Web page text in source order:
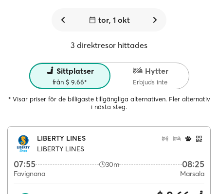
tor, 1 okt
3 direktresor hittades
Sittplatser
från $ 9.66*
Hytter
Erbjuds inte
* Visar priser för de billigaste tillgängliga alternativen. Fler alternativ
i nästa steg.
LIBERTY LINES
LIBERTY LINES
07:55 30m 08:25
Favignana Marsala